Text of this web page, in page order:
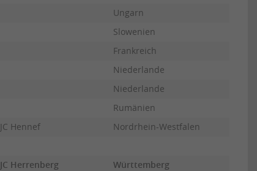
Ungarn
Slowenien
Frankreich
Niederlande
Niederlande
Rumänien
JC Hennef
Nordrhein-Westfalen
JC Herrenberg
Württemberg